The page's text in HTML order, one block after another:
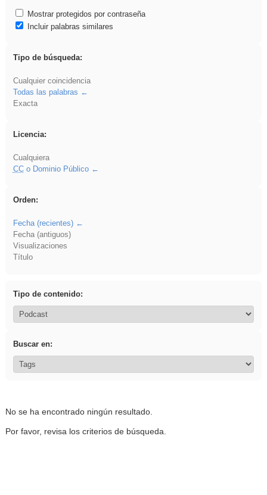
Mostrar protegidos por contraseña
Incluir palabras similares
Tipo de búsqueda:
Cualquier coincidencia
Todas las palabras
Exacta
Licencia:
Cualquiera
CCo Dominio Público
Orden:
Fecha (recientes)
Fecha (antiguos)
Visualizaciones
Título
Tipo de contenido:
Buscar en:
No se ha encontrado ningún resultado.
Por favor, revisa los criterios de búsqueda.